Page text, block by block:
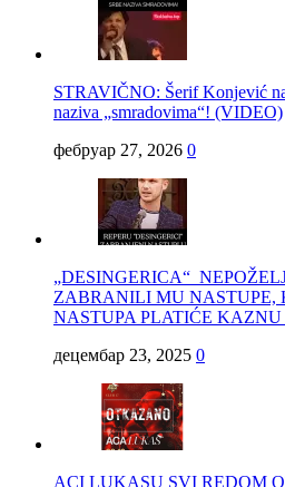
STRAVIČNO: Šerif Konjević
naziva „smradovima“! (VIDEO)
фебруар 27, 2026 0
„DESINGERICA“
ZABRANILI MU NASTUPE,
NASTUPA PLATIĆE KAZNU
децембар 23, 2025 0
ACI LUKASU SVI REDOM